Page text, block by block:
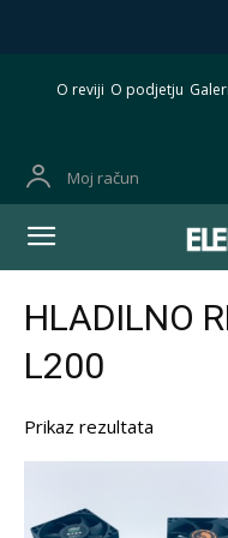
O reviji O podjetju
Moj račun
HLADILNO
L200
Prikaz rezultata